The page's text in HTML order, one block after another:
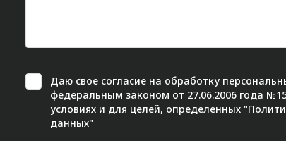
Даю свое согласие на обработку
федеральным законом от 27.06.2006 года
условиях и для целей, определенных "
данных"